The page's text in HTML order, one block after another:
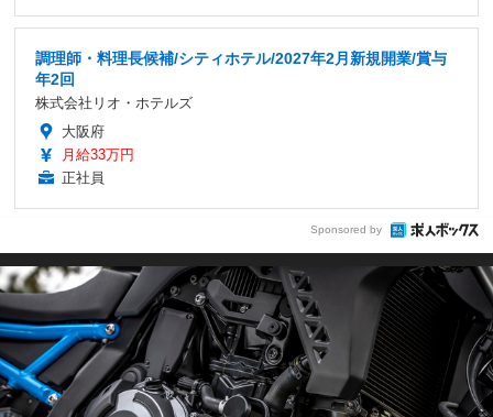
調理師・料理長候補/シティホテル/2027年2月新規開業/賞与
年2回
株式会社リオ・ホテルズ
大阪府
月給33万円
正社員
Sponsored by